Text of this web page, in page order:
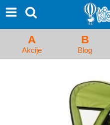
Proizvodi
Početna
Kolica za bebe i dečija kolica
Auto sedišta za decu i bebe
Kreveci, ljuljaške i ležaljke
A
Akcije
B
Blog